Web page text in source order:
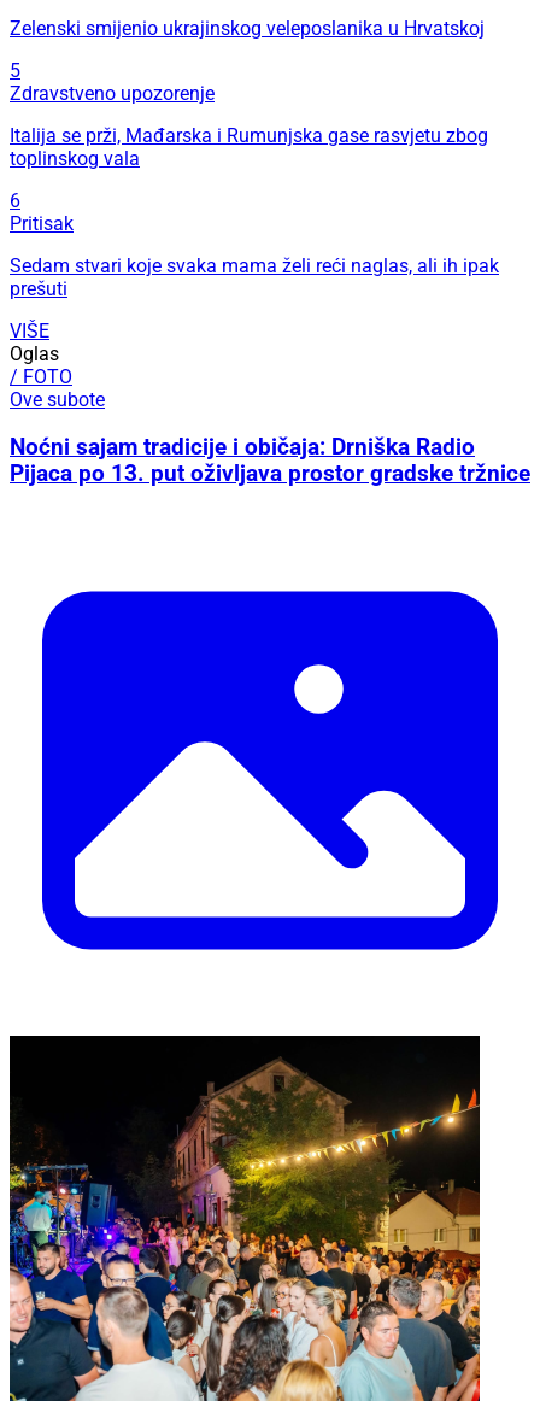
Zelenski smijenio ukrajinskog veleposlanika u Hrvatskoj
5
Zdravstveno upozorenje
Italija se prži, Mađarska i Rumunjska gase rasvjetu zbog
toplinskog vala
6
Pritisak
Sedam stvari koje svaka mama želi reći naglas, ali ih ipak
prešuti
VIŠE
Oglas
/ FOTO
Ove subote
Noćni sajam tradicije i običaja: Drniška Radio
Pijaca po 13. put oživljava prostor gradske tržnice